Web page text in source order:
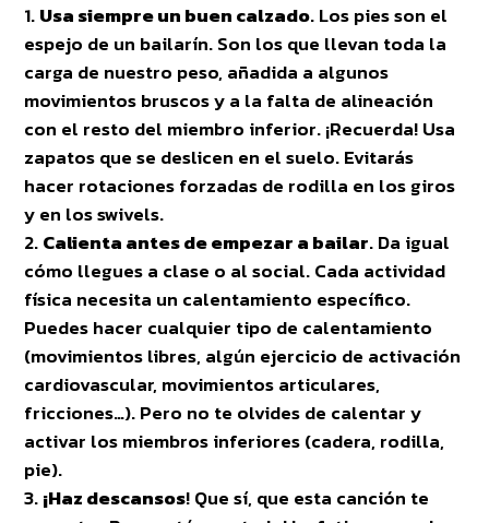
Usa siempre un buen calzado. Los pies son el
espejo de un bailarín. Son los que llevan toda la
carga de nuestro peso, añadida a algunos
movimientos bruscos y a la falta de alineación
con el resto del miembro inferior. ¡Recuerda! Usa
zapatos que se deslicen en el suelo. Evitarás
hacer rotaciones forzadas de rodilla en los giros
y en los swivels.
Calienta antes de empezar a bailar. Da igual
cómo llegues a clase o al social. Cada actividad
física necesita un calentamiento específico.
Puedes hacer cualquier tipo de calentamiento
(movimientos libres, algún ejercicio de activación
cardiovascular, movimientos articulares,
fricciones…). Pero no te olvides de calentar y
activar los miembros inferiores (cadera, rodilla,
pie).
¡Haz descansos! Que sí, que esta canción te